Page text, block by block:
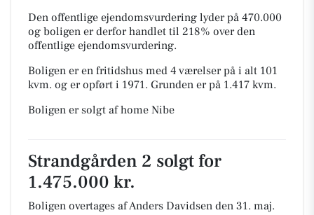
Den offentlige ejendomsvurdering lyder på 470.000
og boligen er derfor handlet til 218% over den
offentlige ejendomsvurdering.
Boligen er en fritidshus med 4 værelser på i alt 101
kvm. og er opført i 1971. Grunden er på 1.417 kvm.
Boligen er solgt af home Nibe
Strandgården 2 solgt for
1.475.000 kr.
Boligen overtages af Anders Davidsen den 31. maj.